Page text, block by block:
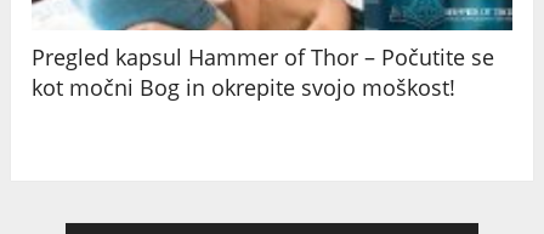
Pregled kapsul Hammer of Thor – Počutite se
kot močni Bog in okrepite svojo moškost!